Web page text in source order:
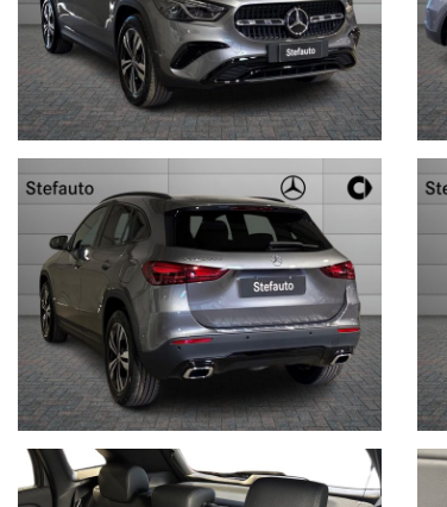
- Sistema di assistenza attivo alla regolazione della
- Sistema di ricarica wireless per dispositivi mobili
OFFERTA VALIDA FINO A FINE MESE
OFFERTA VALIDA CON IL RITIRO DI USATO DAL
nel prezzo è esclusa l'IPT
Per conoscerci meglio visita il nostro sito
all’auto, in risposta all’annuncio indica: città e numero
In caso di permuta, indica: marca, modello, colore,
Con queste informazioni potremo risponderti più
N.B: Qualora fossero presenti imprecisioni causate
pubblicati dai diversi portali, Vi invitiamo a verificare
Stefauto S.p.a. declina ogni responsabilità per